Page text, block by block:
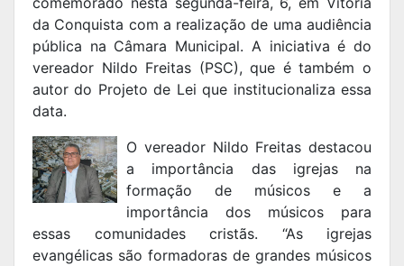
da Conquista com a realização de uma audiência
pública na Câmara Municipal. A iniciativa é do
vereador Nildo Freitas (PSC), que é também o
autor do Projeto de Lei que institucionaliza essa
data.
O vereador Nildo Freitas destacou
a importância das igrejas na
formação de músicos e a
importância dos músicos para
essas comunidades cristãs. “As igrejas
evangélicas são formadoras de grandes músicos